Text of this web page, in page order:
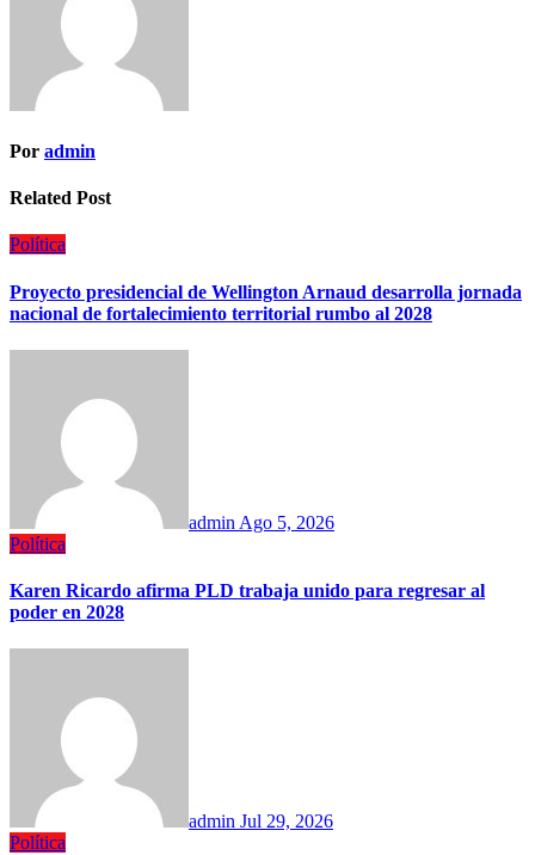
Por admin
Related Post
Política
Proyecto presidencial de Wellington Arnaud desarrolla jornada
nacional de fortalecimiento territorial rumbo al 2028
admin Ago 5, 2026
Política
Karen Ricardo afirma PLD trabaja unido para regresar al
poder en 2028
admin Jul 29, 2026
Política